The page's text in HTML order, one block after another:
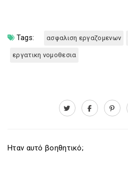
Tags: ασφαλιση εργαζομενων
εργατικη νομοθεσια
Ηταν αυτό βοηθητικό;